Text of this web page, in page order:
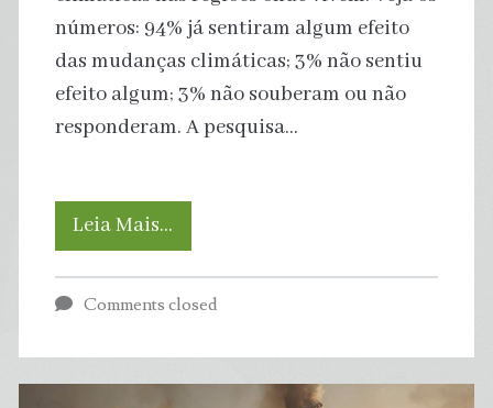
números: 94% já sentiram algum efeito
das mudanças climáticas; 3% não sentiu
efeito algum; 3% não souberam ou não
responderam. A pesquisa…
Leia Mais…
em
Comments closed